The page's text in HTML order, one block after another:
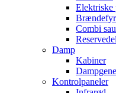
Elektriske
Combi
Damp
Kabiner
Kontrolpaneler